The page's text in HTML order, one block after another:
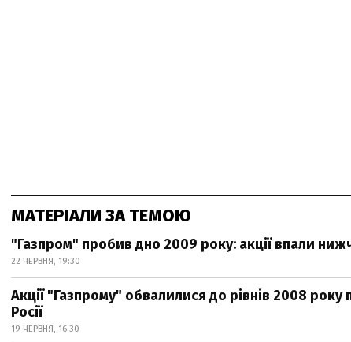
МАТЕРІАЛИ ЗА ТЕМОЮ
"Газпром" пробив дно 2009 року: акції впали
22 ЧЕРВНЯ, 19:30
Акції "Газпрому" обвалилися до рівнів 2008
Росії
19 ЧЕРВНЯ, 16:30